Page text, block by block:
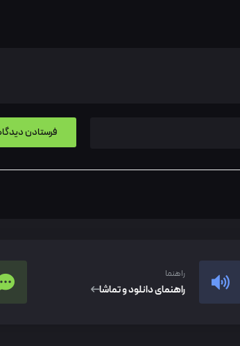
راهنما
راهنمای دانلود و تماشا